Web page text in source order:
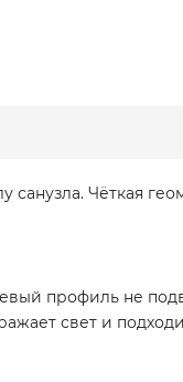
Чёткая
профиль не
свет и